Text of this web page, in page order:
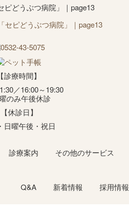
ピどうぶつ病院」｜page13
【診療時間】
／16:00～19:30
のみ午後休診
【休診日】
日曜午後・祝日
診療案内 その他のサービス
Q&A 新着情報 採用情報